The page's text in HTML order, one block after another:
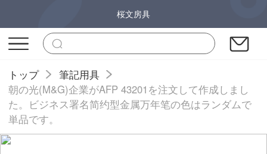
桜文房具
トップ
筆記用具
朝の光(M&G)企業がAFP 43201を注文して作成しまし
た。ビジネス署名简约型金属万年笔の色はランダムで
単品です。